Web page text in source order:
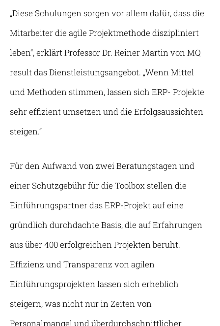
„Diese Schulungen sorgen vor allem dafür, dass die
Mitarbeiter die agile Projektmethode diszipliniert
leben“, erklärt Professor Dr. Reiner Martin von MQ
result das Dienstleistungsangebot. „Wenn Mittel
und Methoden stimmen, lassen sich ERP- Projekte
sehr effizient umsetzen und die Erfolgsaussichten
steigen.“
Für den Aufwand von zwei Beratungstagen und
einer Schutzgebühr für die Toolbox stellen die
Einführungspartner das ERP-Projekt auf eine
gründlich durchdachte Basis, die auf Erfahrungen
aus über 400 erfolgreichen Projekten beruht.
Effizienz und Transparenz von agilen
Einführungsprojekten lassen sich erheblich
steigern, was nicht nur in Zeiten von
Personalmangel und überdurchschnittlicher